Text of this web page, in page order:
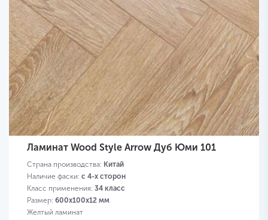
Ламинат Wood Style Arrow Дуб Юми 101
Страна производства: Китай
Наличие фаски: с 4-х сторон
Класс применения: 34 класс
Размер: 600х100х12 мм
Желтый ламинат